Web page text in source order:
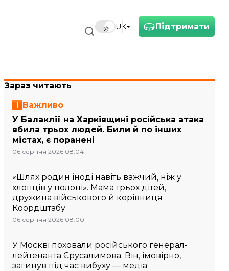
Підтримати
UK
Зараз читають
Важливо
У Балаклії на Харківщині російська атака
вбила трьох людей. Били й по інших
містах, є поранені
06 серпня 2026 08:04
«Шлях родин іноді навіть важчий, ніж у
хлопців у полоні». Мама трьох дітей,
дружина військового й керівниця
Коордштабу
06 серпня 2026 08:00
У Москві поховали російського генерал-
лейтенанта Єрусалимова. Він, імовірно,
загинув під час вибуху — медіа